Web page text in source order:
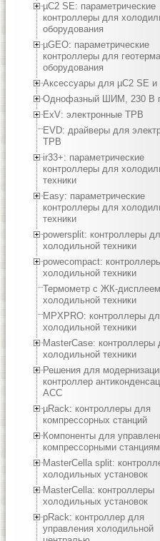
µC2 SE: параметрические
контроллеры для
оборудования
µGEO: параметрические
контроллеры для
оборудования
Аксессуары для µC2 SE и
Однофазный ШИМ, 230 В
ExV: электронные ТРВ
EVD: драйверы для
ТРВ
ir33+: параметрические
контроллеры для
техники
Easy: параметрические
контроллеры для
техники
powersplit: контроллеры
холодильной техники
powecompact:
холодильной техники
Термометр с ЖК-
холодильной техники
MPXPRO: контроллеры
холодильной техники
MasterCase: контроллеры
холодильной техники
Решения для
контроллер
ACC
µRack: контроллеры для
компрессорных станций
Компоненты для
компрессорными
MasterCella split:
холодильных установок
MasterCella: контроллеры
холодильных установок
pRack: контроллер для
управления холодильной